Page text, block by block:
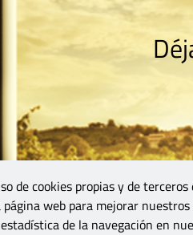
de cookies propias y de
web para mejorar
de la navegación en